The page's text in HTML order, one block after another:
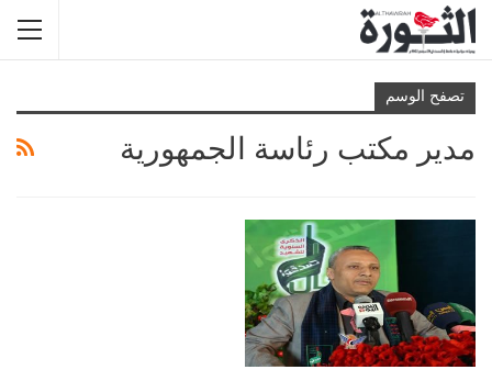
تصفح الوسم
مدير مكتب رئاسة الجمهورية